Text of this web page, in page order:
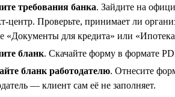
требования банка. Зайдите на
центр. Проверьте, принимает ли
«Документы для кредита» или
бланк. Скачайте форму в формате
бланк работодателю. Отнесите
— клиент сам её не заполняет.